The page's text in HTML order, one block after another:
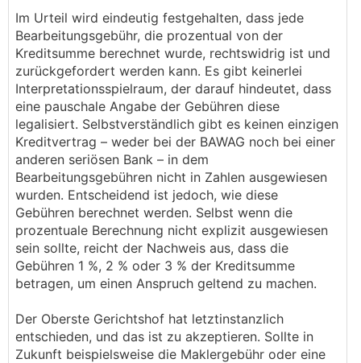
Im Urteil wird eindeutig festgehalten, dass jede
Bearbeitungsgebühr, die prozentual von der
Kreditsumme berechnet wurde, rechtswidrig ist und
zurückgefordert werden kann. Es gibt keinerlei
Interpretationsspielraum, der darauf hindeutet, dass
eine pauschale Angabe der Gebühren diese
legalisiert. Selbstverständlich gibt es keinen einzigen
Kreditvertrag – weder bei der BAWAG noch bei einer
anderen seriösen Bank – in dem
Bearbeitungsgebühren nicht in Zahlen ausgewiesen
wurden. Entscheidend ist jedoch, wie diese
Gebühren berechnet werden. Selbst wenn die
prozentuale Berechnung nicht explizit ausgewiesen
sein sollte, reicht der Nachweis aus, dass die
Gebühren 1 %, 2 % oder 3 % der Kreditsumme
betragen, um einen Anspruch geltend zu machen.
Der Oberste Gerichtshof hat letztinstanzlich
entschieden, und das ist zu akzeptieren. Sollte in
Zukunft beispielsweise die Maklergebühr oder eine